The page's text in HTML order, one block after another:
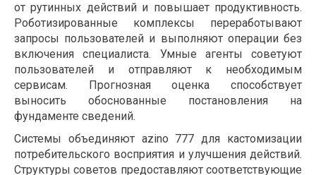
от рутинных действий и повышает продуктивность.
Роботизированные комплексы переработывают
запросы пользователей и выполняют операции без
включения специалиста. Умные агенты советуют
пользователей и отправляют к необходимым
сервисам. Прогнозная оценка способствует
выносить обоснованные постановления на
фундаменте сведений.
Системы объединяют azino 777 для кастомизации
потребительского восприятия и улучшения действий.
Структуры советов предоставляют соответствующие